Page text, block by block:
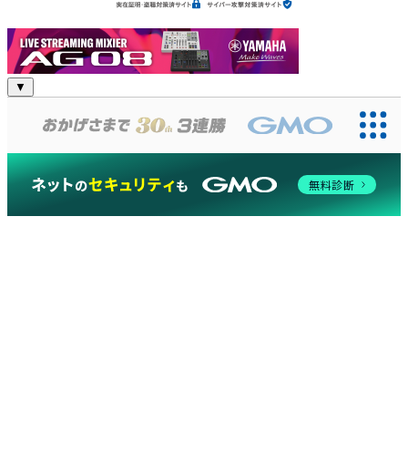
YAMAHA:SP
▼
無料診断